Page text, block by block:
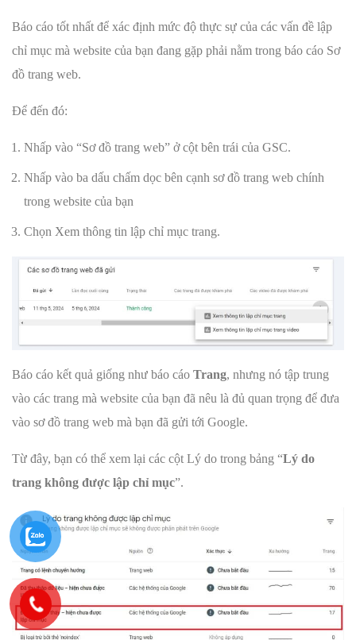
Báo cáo tốt nhất để xác định mức độ thực sự của các vấn đề lập
chỉ mục mà website của bạn đang gặp phải nằm trong báo cáo Sơ
đồ trang web.
Để đến đó:
Nhấp vào “Sơ đồ trang web” ở cột bên trái của GSC.
Nhấp vào ba dấu chấm dọc bên cạnh sơ đồ trang web chính
trong website của bạn
Chọn Xem thông tin lập chỉ mục trang.
Báo cáo kết quả giống như báo cáo Trang, nhưng nó tập trung
vào các trang mà website của bạn đã nêu là đủ quan trọng để đưa
vào sơ đồ trang web mà bạn đã gửi tới Google.
Từ đây, bạn có thể xem lại các cột Lý do trong bảng “Lý do
trang không được lập chỉ mục”.